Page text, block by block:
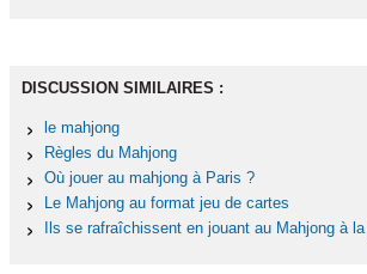
DISCUSSION SIMILAIRES :
le mahjong
Règles du Mahjong
Où jouer au mahjong à Paris ?
Le Mahjong au format jeu de cartes
Ils se rafraîchissent en jouant au Mahjong à